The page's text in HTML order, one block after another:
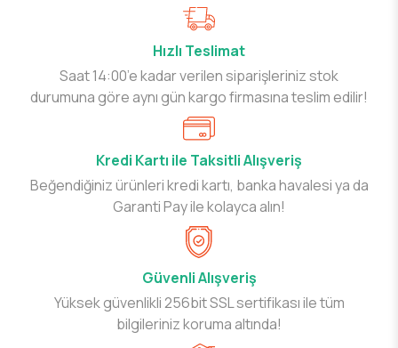
Hızlı Teslimat
Saat 14:00’e kadar verilen siparişleriniz stok
durumuna göre aynı gün kargo firmasına teslim edilir!
Kredi Kartı ile Taksitli Alışveriş
Beğendiğiniz ürünleri kredi kartı, banka havalesi ya da
Garanti Pay ile kolayca alın!
Güvenli Alışveriş
Yüksek güvenlikli 256bit SSL sertifikası ile tüm
bilgileriniz koruma altında!